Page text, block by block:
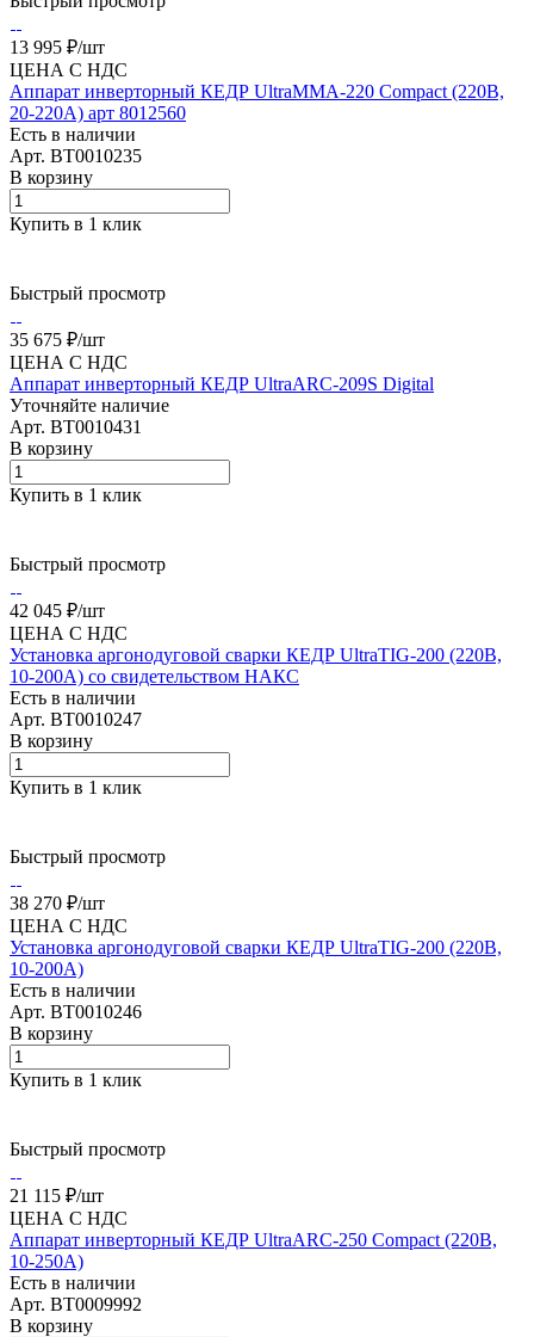
13 995 ₽/шт
ЦЕНА С НДС
Аппарат инверторный КЕДР UltraMMA-220 Compact (220В,
20-220А) арт 8012560
Есть в наличии
Арт. BT0010235
В корзину
Купить в 1 клик
Быстрый просмотр
35 675 ₽/шт
ЦЕНА С НДС
Аппарат инверторный КЕДР UltraARC-209S Digital
Уточняйте наличие
Арт. BT0010431
В корзину
Купить в 1 клик
Быстрый просмотр
42 045 ₽/шт
ЦЕНА С НДС
Установка аргонодуговой сварки КЕДР UltraTIG-200 (220В,
10-200А) со свидетельством НАКС
Есть в наличии
Арт. BT0010247
В корзину
Купить в 1 клик
Быстрый просмотр
38 270 ₽/шт
ЦЕНА С НДС
Установка аргонодуговой сварки КЕДР UltraTIG-200 (220В,
10-200А)
Есть в наличии
Арт. BT0010246
В корзину
Купить в 1 клик
Быстрый просмотр
21 115 ₽/шт
ЦЕНА С НДС
Аппарат инверторный КЕДР UltraARC-250 Compact (220В,
10-250А)
Есть в наличии
Арт. BT0009992
В корзину